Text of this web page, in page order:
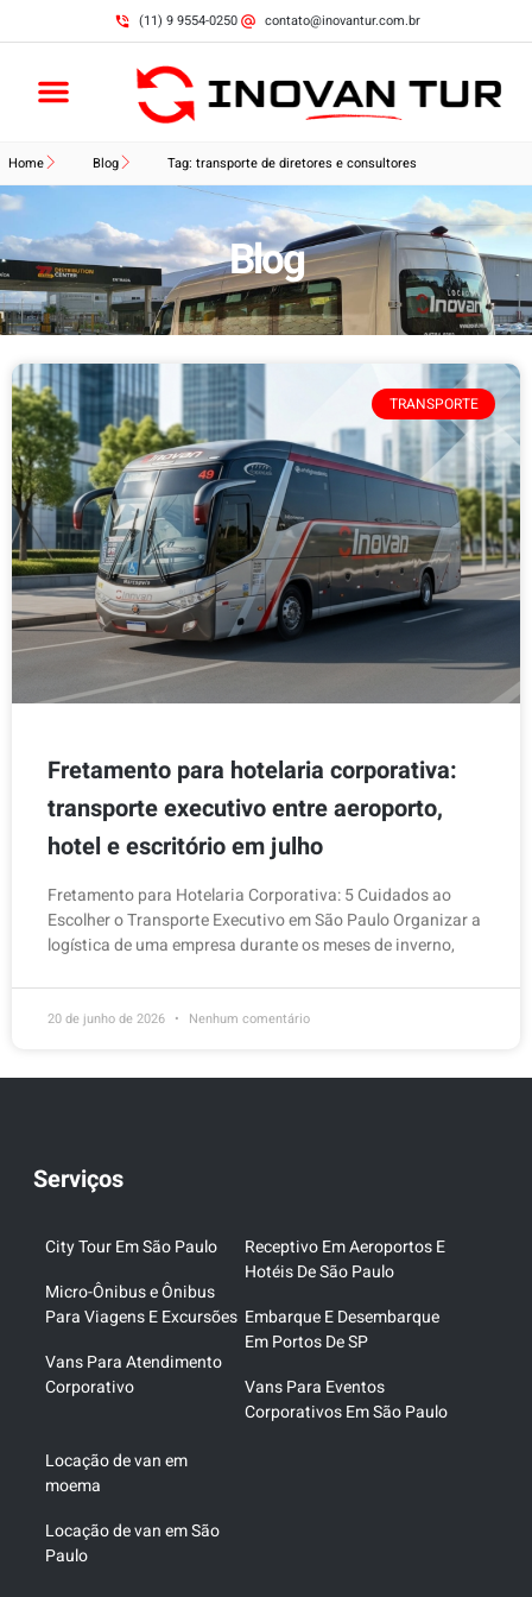
(11) 9 9554-0250 contato@inovantur.com.br
Home Blog Tag: transporte de diretores e consultores
Blog
TRANSPORTE
Fretamento para hotelaria corporativa:
transporte executivo entre aeroporto,
hotel e escritório em julho
Fretamento para Hotelaria Corporativa: 5 Cuidados ao
Escolher o Transporte Executivo em São Paulo Organizar a
logística de uma empresa durante os meses de inverno,
20 de junho de 2026 Nenhum comentário
Serviços
City Tour Em São Paulo
Micro-Ônibus e Ônibus
Para Viagens E Excursões
Vans Para Atendimento
Corporativo
Receptivo Em Aeroportos E
Hotéis De São Paulo
Embarque E Desembarque
Em Portos De SP
Vans Para Eventos
Corporativos Em São Paulo
Locação de van em
moema
Locação de van em São
Paulo